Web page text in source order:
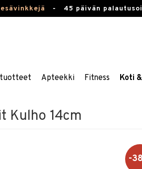
- 45 päivän
Apteekki Fitness Koti
Kulho 14cm
-